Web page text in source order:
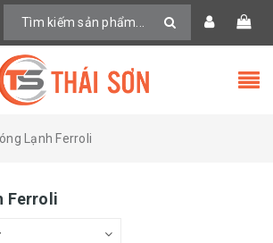
Lạnh Ferroli
Ferroli